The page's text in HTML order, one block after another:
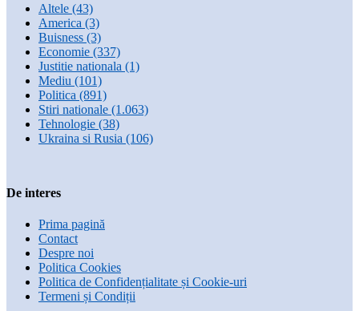
Altele (43)
America (3)
Buisness (3)
Economie (337)
Justitie nationala (1)
Mediu (101)
Politica (891)
Stiri nationale (1.063)
Tehnologie (38)
Ukraina si Rusia (106)
De interes
Prima pagină
Contact
Despre noi
Politica Cookies
Politica de Confidențialitate și Cookie-uri
Termeni și Condiții